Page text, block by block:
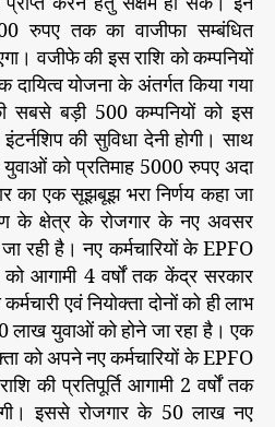
रुपए तक का वाजीफा सम्बंधित
वजीफे की इस राशि को कम्पनियों
दायित्व योजना के अंतर्गत किया गया
सबसे बड़ी 500 कम्पनियों को इस
की सुविधा देनी होगी। साथ
युवाओं को प्रतिमाह 5000 रुपए अदा
का एक सूझबूझ भरा निर्णय कहा जा
के क्षेत्र के रोजगार के नए अवसर
रही है। नए कर्मचारियों के EPFO
को आगामी 4 वर्षों तक केंद्र सरकार
एवं नियोक्ता दोनों को ही लाभ
लाख युवाओं को होने जा रहा है। एक
को अपने नए कर्मचारियों के EPFO
की प्रतिपूर्ति आगामी 2 वर्षों तक
इससे रोजगार के 50 लाख नए